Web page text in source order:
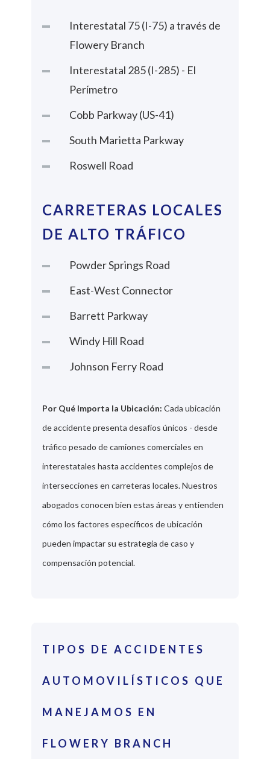
Interestatal 75 (I-75) a través de
Flowery Branch
Interestatal 285 (I-285) - El
Perímetro
Cobb Parkway (US-41)
South Marietta Parkway
Roswell Road
CARRETERAS LOCALES
DE ALTO TRÁFICO
Powder Springs Road
East-West Connector
Barrett Parkway
Windy Hill Road
Johnson Ferry Road
Por Qué Importa la Ubicación: Cada ubicación
de accidente presenta desafíos únicos - desde
tráfico pesado de camiones comerciales en
interestatales hasta accidentes complejos de
intersecciones en carreteras locales. Nuestros
abogados conocen bien estas áreas y entienden
cómo los factores específicos de ubicación
pueden impactar su estrategia de caso y
compensación potencial.
TIPOS DE ACCIDENTES
AUTOMOVILÍSTICOS QUE
MANEJAMOS EN
FLOWERY BRANCH